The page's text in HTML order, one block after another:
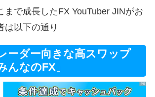
まで成長したFX YouTuber JINがお
は以下の通り
ーダー向きな高スワップ
んなのFX」